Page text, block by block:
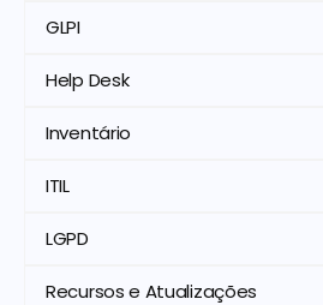
GLPI
Help Desk
Inventário
ITIL
LGPD
Recursos e Atualizações